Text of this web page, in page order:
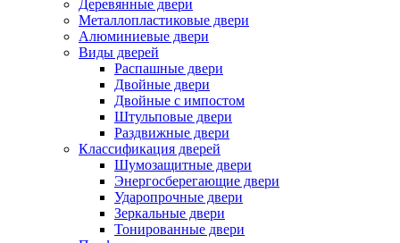
Деревянные двери
Металлопластиковые двери
Алюминиевые двери
Виды дверей
Распашные двери
Двойные двери
Двойные с импостом
Штульповые двери
Раздвижные двери
Классификация дверей
Шумозащитные двери
Энергосберегающие двери
Ударопрочные двери
Зеркальные двери
Тонированные двери